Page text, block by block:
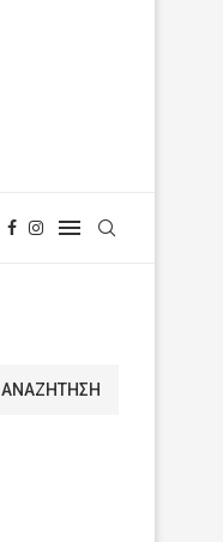
ΑΝΑΖΉΤΗΣΗ